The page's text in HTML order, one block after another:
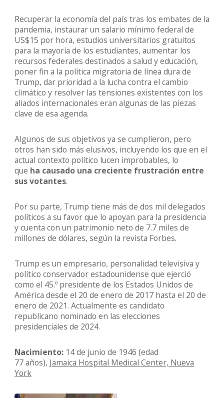
Recuperar la economía del país tras los embates de la
pandemia, instaurar un salario mínimo federal de
US$15 por hora, estudios universitarios gratuitos
para la mayoría de los estudiantes, aumentar los
recursos federales destinados a salud y educación,
poner fin a la política migratoria de línea dura de
Trump, dar prioridad a la lucha contra el cambio
climático y resolver las tensiones existentes con los
aliados internacionales eran algunas de las piezas
clave de esa agenda.
Algunos de sus objetivos ya se cumplieron, pero
otros han sido más elusivos, incluyendo los que en el
actual contexto político lucen improbables, lo
que ha causado una creciente frustración entre
sus votantes.
Por su parte, Trump tiene más de dos mil delegados
políticos a su favor que lo apoyan para la presidencia
y cuenta con un patrimonio neto de 7.7 miles de
millones de dólares, según la revista Forbes.
Trump es un empresario, personalidad televisiva y
político conservador​​ estadounidense que ejerció
como el 45.º presidente de los Estados Unidos de
América desde el 20 de enero de 2017 hasta el 20 de
enero de 2021.​ Actualmente es candidato
republicano nominado en las elecciones
presidenciales de 2024.
Nacimiento: 14 de junio de 1946 (edad
77 años), Jamaica Hospital Medical Center, Nueva
York